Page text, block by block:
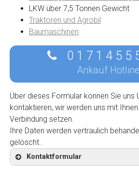
LKW über 7,5 Tonnen Gewicht
Traktoren und Agrobil
Baumaschinen
0 1 7 1 4 5 5
Ankauf Hotline
Über dieses Formular können Sie uns
kontaktieren, wir werden uns mit
Verbindung setzen.
Ihre Daten werden vertraulich
gelöscht..
Kontaktformular